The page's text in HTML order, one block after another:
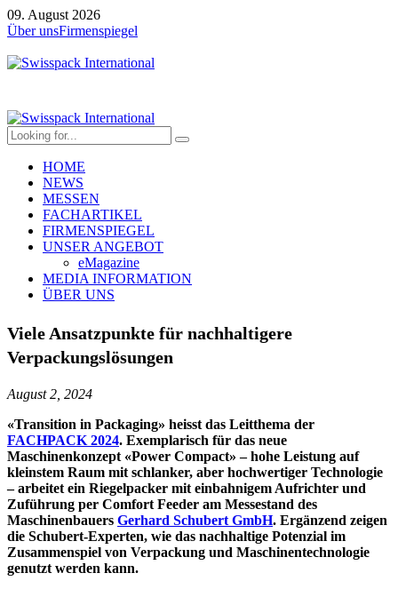
09. August 2026
Über unsFirmenspiegel
HOME
NEWS
MESSEN
FACHARTIKEL
FIRMENSPIEGEL
UNSER ANGEBOT
eMagazine
MEDIA INFORMATION
ÜBER UNS
Viele Ansatzpunkte für nachhaltigere
Verpackungslösungen
August 2, 2024
«Transition in Packaging» heisst das Leitthema der
FACHPACK 2024. Exemplarisch für das neue
Maschinenkonzept «Power Compact» – hohe Leistung auf
kleinstem Raum mit schlanker, aber hochwertiger Technologie
– arbeitet ein Riegelpacker mit einbahnigem Aufrichter und
Zuführung per Comfort Feeder am Messestand des
Maschinenbauers Gerhard Schubert GmbH. Ergänzend zeigen
die Schubert-Experten, wie das nachhaltige Potenzial im
Zusammenspiel von Verpackung und Maschinentechnologie
genutzt werden kann.